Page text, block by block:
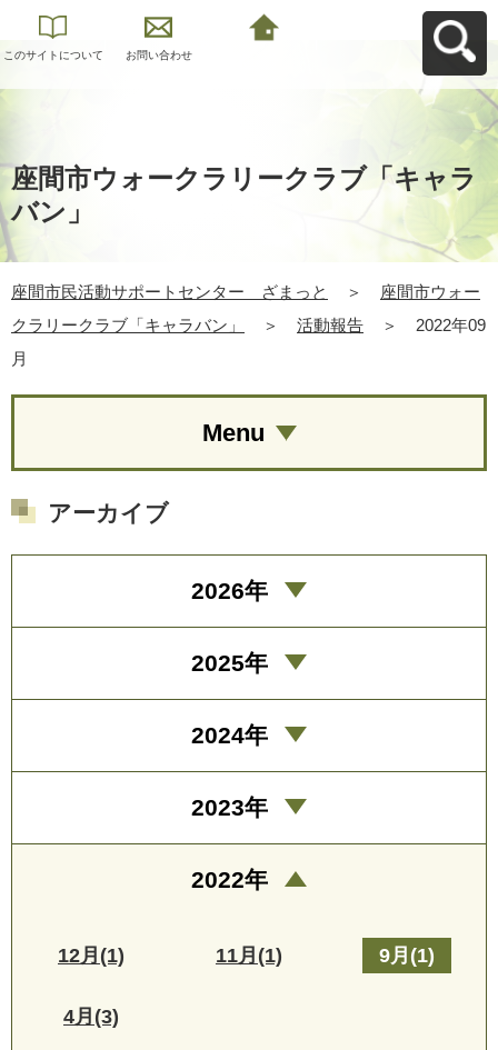
このサイトについて お問い合わせ
座間市ウォークラリークラブ「キャラ
バン」
座間市民活動サポートセンター ざまっと ＞
座間市ウォー
クラリークラブ「キャラバン」
＞ 活動報告 ＞
2022年09
月
Menu
アーカイブ
2026年
2025年
2024年
2023年
2022年
12月(1) 11月(1) 9月(1)
4月(3)